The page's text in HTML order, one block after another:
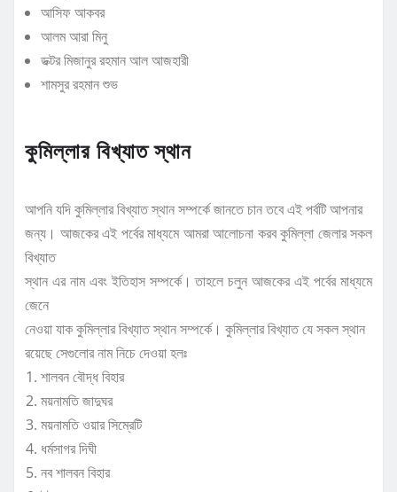
আসিফ আকবর
আলম আরা মিনু
ডক্টর মিজানুর রহমান আল আজহারী
শামসুর রহমান শুভ
কুমিল্লার বিখ্যাত স্থান
আপনি যদি কুমিল্লার বিখ্যাত স্থান সম্পর্কে জানতে চান তবে এই পর্বটি আপনার
জন্য। আজকের এই পর্বের মাধ্যমে আমরা আলোচনা করব কুমিল্লা জেলার সকল
বিখ্যাত
স্থান এর নাম এবং ইতিহাস সম্পর্কে। তাহলে চলুন আজকের এই পর্বের মাধ্যমে
জেনে
নেওয়া যাক কুমিল্লার বিখ্যাত স্থান সম্পর্কে। কুমিল্লার বিখ্যাত যে সকল স্থান
রয়েছে সেগুলোর নাম নিচে দেওয়া হলঃ
শালবন বৌদ্ধ বিহার
ময়নামতি জাদুঘর
ময়নামতি ওয়ার সিম্রেটি
ধর্মসাগর দিঘী
নব শালবন বিহার